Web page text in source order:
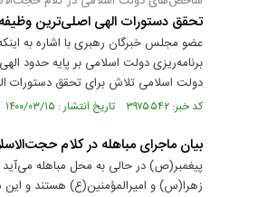
تحقق دستورات الهی اصلی‌ترین
عضو مجلس خبرگان رهبری با اشاره به
برنامه‌ریزی دولت اسلامی بر پایه حدود
دولت اسلامی تلاش برای تحقق دستورات
کد خبر: ۳۹۷۵۵۴۲ تاریخ انتشار : ۱۴۰۰/۰۳/۱۵
بیان ماجرای مباهله در کلام
پیغمبر(ص) در حالی به محل مباهله
زهرا(س) و امیرالمؤمنین(ع) هستند و